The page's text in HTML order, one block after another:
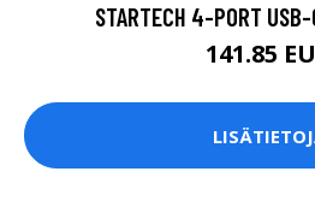
STARTECH 4-PORT
141.85